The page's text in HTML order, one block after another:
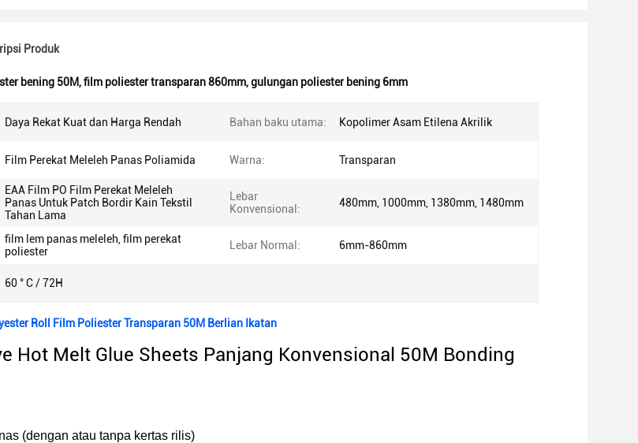
Produk
bening 50M,film poliester transparan 860mm,gulungan poliester bening 6mm
Daya Rekat Kuat dan Harga Rendah Bahan baku utama: Kopolimer Asam Etilena Akrilik
Film Perekat Meleleh Panas Poliamida Warna: Transparan
EAA Film PO Film Perekat Meleleh
Panas Untuk Patch Bordir Kain Tekstil
Tahan Lama
Lebar
Konvensional:
480mm, 1000mm, 1380mm, 1480mm
film lem panas meleleh, film perekat
poliester
Lebar Normal: 6mm-860mm
60 ° C / 72H
Roll Film Poliester Transparan 50M Berlian Ikatan
Hot Melt Glue Sheets Panjang Konvensional 50M Bonding
(dengan atau tanpa kertas rilis)